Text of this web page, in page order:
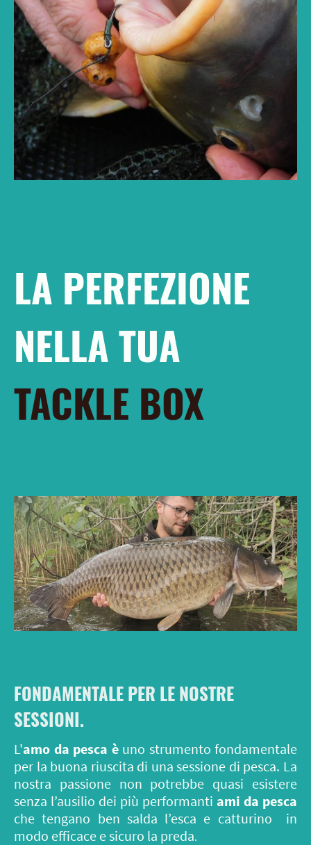
LA PERFEZIONE
NELLA TUA
TACKLE BOX
FONDAMENTALE PER LE NOSTRE
SESSIONI.
L'amo da pesca èuno strumento fondamentale
per la buona riuscita di una sessione di pesca. La
nostra passione non potrebbe quasi esistere
senza l’ausilio dei più performanti ami da pesca
che tengano ben salda l’esca e catturino in
modo efficace e sicuro la preda.